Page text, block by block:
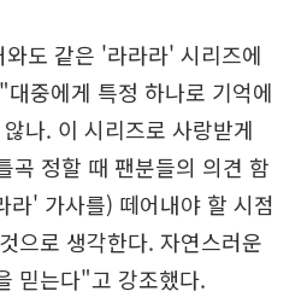
도 같은 '라라라' 시리즈에
중에게 특정 하나로 기억에
나. 이 시리즈로 사랑받게
정할 때 팬분들의 의견 함
' 가사를) 떼어내야 할 시점
으로 생각한다. 자연스러운
믿는다"고 강조했다.